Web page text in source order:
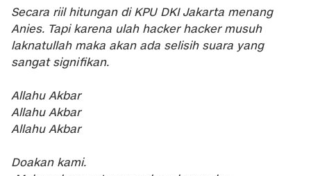
Secara riil hitungan di KPU DKI Jakarta menang
Anies. Tapi karena ulah hacker hacker musuh
laknatullah maka akan ada selisih suara yang
sangat signifikan.
Allahu Akbar
Allahu Akbar
Allahu Akbar
Doakan kami.